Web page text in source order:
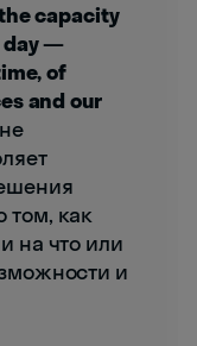
capacity
day —
of
and our
как
на что или
и